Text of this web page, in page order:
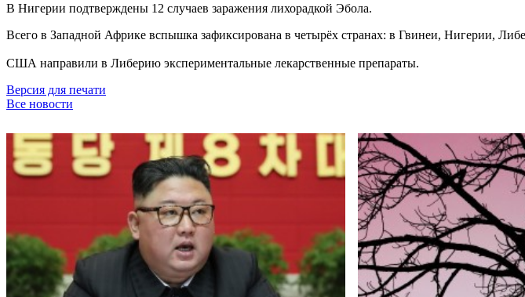
В Нигерии подтверждены 12 случаев заражения лихорадкой Эбола.
Всего в Западной Африке вспышка зафиксирована в четырёх странах: в Гвинеи, Нигерии,
США направили в Либерию экспериментальные лекарственные препараты.
Версия для печати
Все новости